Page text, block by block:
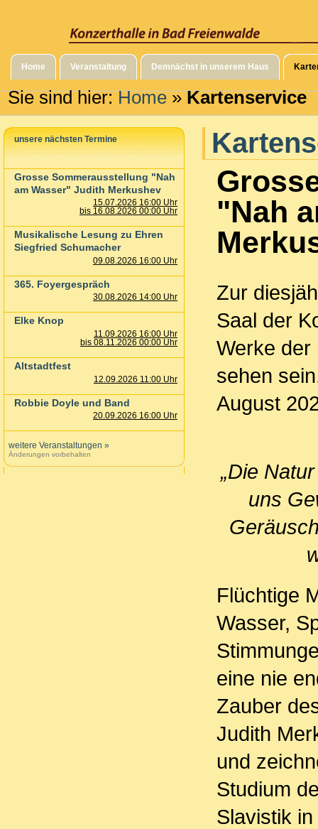
Home Veranstaltung Demnächst in unserem Haus
Sie sind hier:Home»Kartenservice
unsere nächsten Termine
Grosse Sommerausstellung "Nah
am Wasser" Judith Merkushev
15.07.2026 16:00 Uhr
bis 16.08.2026 00:00 Uhr
Musikalische Lesung zu Ehren
Siegfried Schumacher
09.08.2026 16:00 Uhr
365. Foyergespräch
30.08.2026 14:00 Uhr
Elke Knop
11.09.2026 16:00 Uhr
bis 08.11.2026 00:00 Uhr
Altstadtfest
12.09.2026 11:00 Uhr
Robbie Doyle und Band
20.09.2026 16:00 Uhr
weitere Veranstaltungen »
Änderungen vorbehalten
"Nah
Zur
Saal der
Werke der
sehen
August
„Die
uns
Flüchtige
Wasser,
eine nie
Zauber
Judith
und
Studium
Slavistik